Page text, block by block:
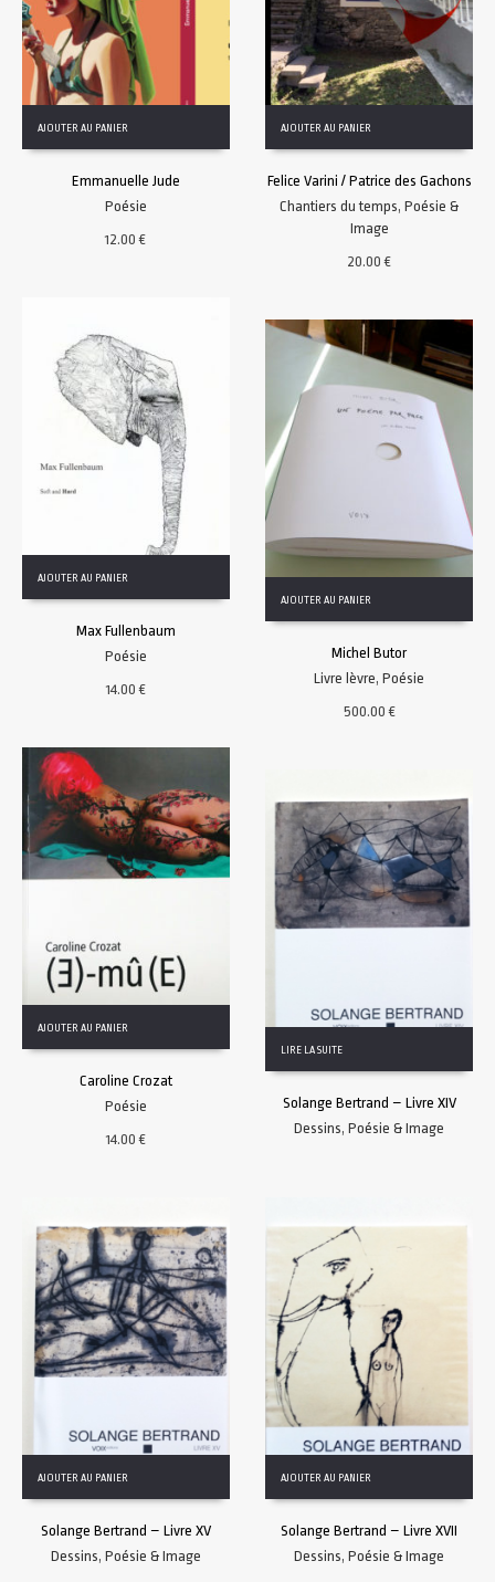
AJOUTER AU PANIER
Emmanuelle Jude
Poésie
12.00€
AJOUTER AU PANIER
Felice Varini / Patrice des Gachons
Chantiers du temps,Poésie &
Image
20.00€
AJOUTER AU PANIER
Max Fullenbaum
Poésie
14.00€
AJOUTER AU PANIER
Michel Butor
Livre lèvre,Poésie
500.00€
AJOUTER AU PANIER
Caroline Crozat
Poésie
14.00€
LIRE LA SUITE
Solange Bertrand – Livre XIV
Dessins,Poésie & Image
AJOUTER AU PANIER
Solange Bertrand – Livre XV
Dessins, Poésie & Image
AJOUTER AU PANIER
Solange Bertrand – Livre XVII
Dessins,Poésie & Image